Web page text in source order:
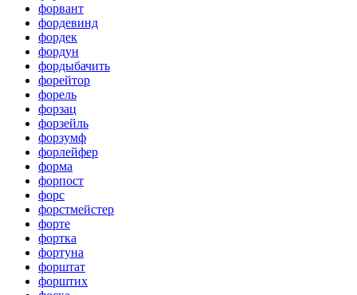
форвант
фордевинд
фордек
фордун
фордыбачить
форейтор
форель
форзац
форзейль
форзумф
форлейфер
форма
форпост
форс
форстмейстер
форте
фортка
фортуна
форштат
форштих